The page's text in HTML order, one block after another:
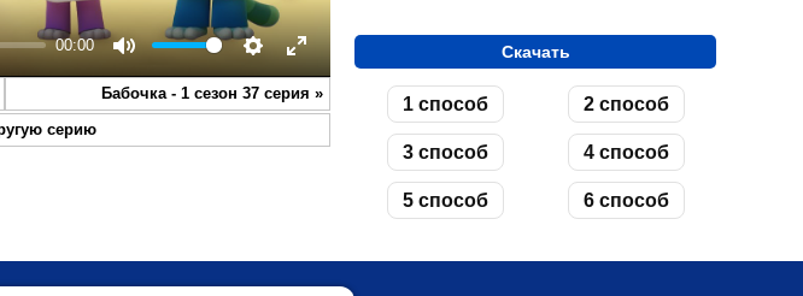
00:00
Mute Settings
Enter
fullscreen
Бабочка - 1 сезон 37 серия »
серию
Скачать
1 способ 2 способ
3 способ 4 способ
5 способ 6 способ